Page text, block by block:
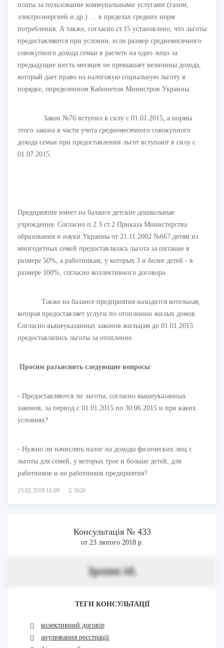
платы за пользование коммунальными услугами (газом,
электроэнергией и др.) … в пределах средних норм
потребления. А также, согласно ст.15 установлено, что льготы
предоставляются при условии, если размер среднемесячного
совокупного дохода семьи в расчете на одно лицо за
предыдущие шесть месяцев не превышает величины дохода,
который дает право на налоговую социальную льготу в
порядке, определенном Кабинетом Министров Украины.
Закон №76 вступил в силу с 01.01.2015, а нормы
этого закона в части учета среднемесячного совокупного
дохода семьи при предоставлении льгот вступают в силу с
01.07.2015.
Предприятие имеет на балансе детские дошкольные
учреждения. Согласно п.2.3 ст.2 Приказа Министерства
образования и науки Украины от 21.11.2002 №667 детям из
многодетных семей предоставлялась льгота за питание в
размере 50%, а работникам, у которых 3 и более детей - в
размере 100%, согласно коллективного договора.
Также на балансе предприятия находится котельная,
которая предоставляет услуги по отоплению жилых домов.
Согласно вышеуказанных законов жильцам до 01.01.2015
предоставлялись льготы за отопление.
Просим разъяснить следующие вопросы:
- Предоставляются ли льготы, согласно вышеуказанных
законов, за период с 01.01.2015 по 30.06.2015 и при каких
условиях?
- Нужно ли начислять налог на доходы физических лиц с
льготы для семей, у которых трое и больше детей, для
работников и не работников предприятия?
23.02.2018 16:09 3626
Консультація № 433
от 23 лютого 2018 р.
Ipsum id.
ТЕГИ КОНСУЛЬТАЦІЇ
колективний договір
анулювання реєстрації